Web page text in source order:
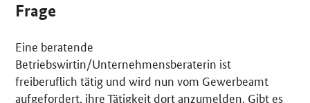
Frage
Eine beratende
Betriebswirtin/Unternehmensberaterin ist
freiberuflich tätig und wird nun vom Gewerbeamt
aufgefordert, ihre Tätigkeit dort anzumelden. Gibt es